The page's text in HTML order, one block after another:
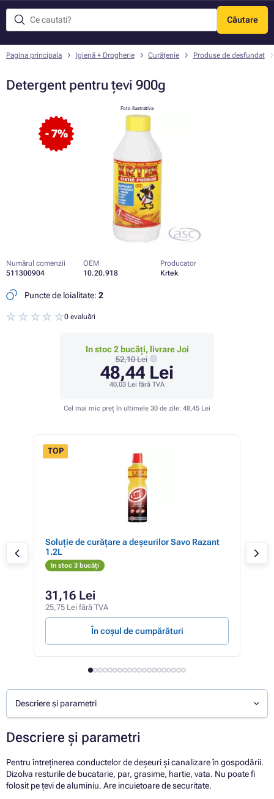
Căutare
Meniu
Pagina principala Igienă + Drogherie Curățenie Produse de desfundat
Detergent pentru țevi 900g
- 7%
Foto ilustrativa
Numărul comenzii
511300904
OEM
10.20.918
Producator
Krtek
Puncte de loialitate: 2
0 evaluări
In stoc 2 bucăți, livrare Joi
52,10 Lei
48,44 Lei
40,03 Lei fără TVA
Cel mai mic preț în ultimele 30 de zile: 48,45 Lei
TOP
Soluție de curățare a deșeurilor Savo Razant
1.2L
In stoc 3 bucăți
31,16 Lei
25,75 Lei fără TVA
În coșul de cumpărături
In
Descriere și parametri
Descriere și parametri
Pentru întreținerea conductelor de deșeuri și canalizare în gospodării.
Dizolva resturile de bucatarie, par, grasime, hartie, vata. Nu poate fi
folosit pe țevi de aluminiu. Are incuietoare de securitate.